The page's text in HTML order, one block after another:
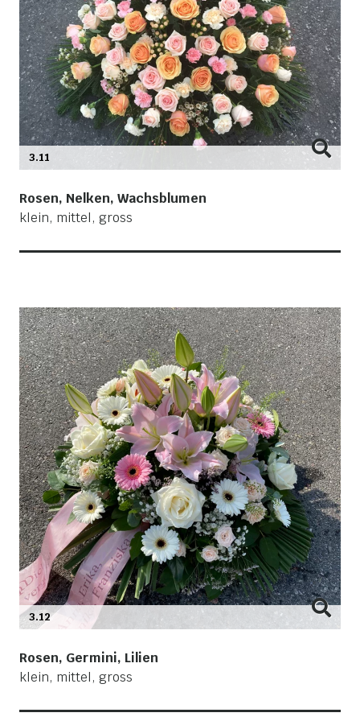
3.11
Rosen, Nelken, Wachsblumen
klein, mittel, gross
3.12
Rosen, Germini, Lilien
klein, mittel, gross